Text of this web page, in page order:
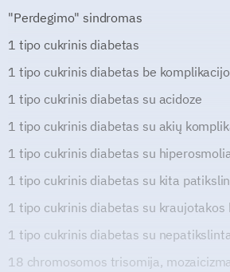
"Perdegimo" sindromas
1 tipo cukrinis diabetas
1 tipo cukrinis diabetas be
1 tipo cukrinis diabetas su acidoze
1 tipo cukrinis diabetas su akių
1 tipo cukrinis diabetas su
1 tipo cukrinis diabetas su kita
1 tipo cukrinis diabetas su kraujotakos
1 tipo cukrinis diabetas su
18 chromosomos trisomija,